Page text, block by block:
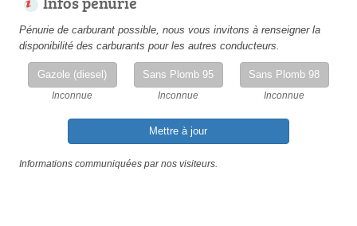
Pénurie de carburant possible, nous vous invitons à renseigner la
disponibilité des carburants pour les autres conducteurs.
Gazole (diesel)
Inconnue
Sans Plomb 95
Inconnue
Sans Plomb 98
Inconnue
Mettre à jour
Informations communiquées par nos visiteurs.